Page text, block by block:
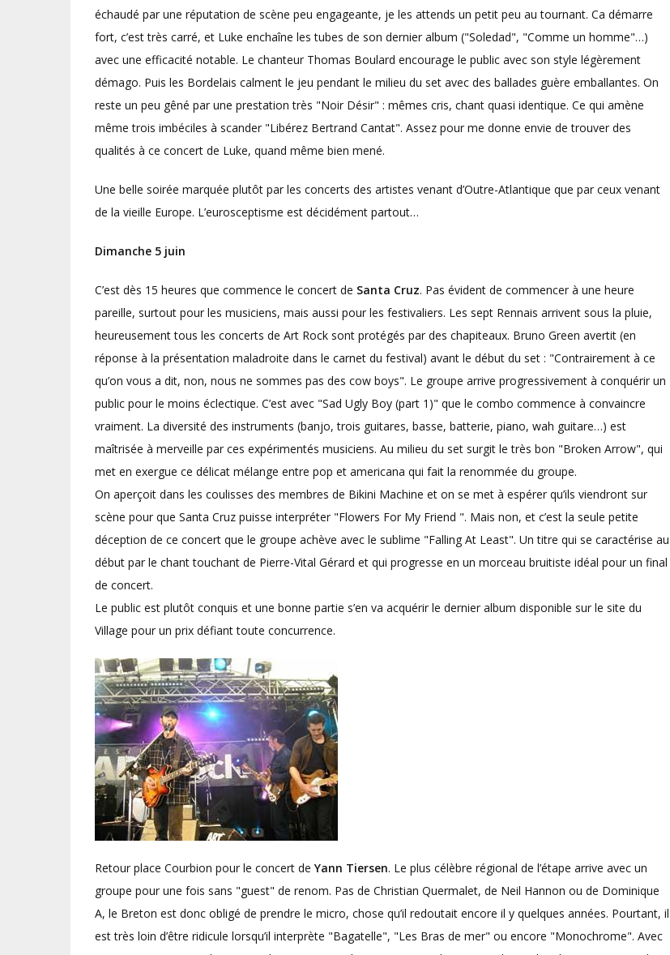
échaudé par une réputation de scène peu engageante, je les attends un petit peu au tournant. Ca démarre
fort, c’est très carré, et Luke enchaîne les tubes de son dernier album ("Soledad", "Comme un homme"…)
avec une efficacité notable. Le chanteur Thomas Boulard encourage le public avec son style légèrement
démago. Puis les Bordelais calment le jeu pendant le milieu du set avec des ballades guère emballantes. On
reste un peu gêné par une prestation très "Noir Désir" : mêmes cris, chant quasi identique. Ce qui amène
même trois imbéciles à scander "Libérez Bertrand Cantat". Assez pour me donne envie de trouver des
qualités à ce concert de Luke, quand même bien mené.
Une belle soirée marquée plutôt par les concerts des artistes venant d’Outre-Atlantique que par ceux venant
de la vieille Europe. L’eurosceptisme est décidément partout…
Dimanche 5 juin
C’est dès 15 heures que commence le concert de Santa Cruz. Pas évident de commencer à une heure
pareille, surtout pour les musiciens, mais aussi pour les festivaliers. Les sept Rennais arrivent sous la pluie,
heureusement tous les concerts de Art Rock sont protégés par des chapiteaux. Bruno Green avertit (en
réponse à la présentation maladroite dans le carnet du festival) avant le début du set : "Contrairement à ce
qu’on vous a dit, non, nous ne sommes pas des cow boys". Le groupe arrive progressivement à conquérir un
public pour le moins éclectique. C’est avec "Sad Ugly Boy (part 1)" que le combo commence à convaincre
vraiment. La diversité des instruments (banjo, trois guitares, basse, batterie, piano, wah guitare…) est
maîtrisée à merveille par ces expérimentés musiciens. Au milieu du set surgit le très bon "Broken Arrow", qui
met en exergue ce délicat mélange entre pop et americana qui fait la renommée du groupe.
On aperçoit dans les coulisses des membres de Bikini Machine et on se met à espérer qu’ils viendront sur
scène pour que Santa Cruz puisse interpréter "Flowers For My Friend ". Mais non, et c’est la seule petite
déception de ce concert que le groupe achève avec le sublime "Falling At Least". Un titre qui se caractérise au
début par le chant touchant de Pierre-Vital Gérard et qui progresse en un morceau bruitiste idéal pour un final
de concert.
Le public est plutôt conquis et une bonne partie s’en va acquérir le dernier album disponible sur le site du
Village pour un prix défiant toute concurrence.
Retour place Courbion pour le concert de Yann Tiersen. Le plus célèbre régional de l’étape arrive avec un
groupe pour une fois sans "guest" de renom. Pas de Christian Quermalet, de Neil Hannon ou de Dominique
A, le Breton est donc obligé de prendre le micro, chose qu’il redoutait encore il y quelques années. Pourtant, il
est très loin d’être ridicule lorsqu’il interprète "Bagatelle", "Les Bras de mer" ou encore "Monochrome". Avec